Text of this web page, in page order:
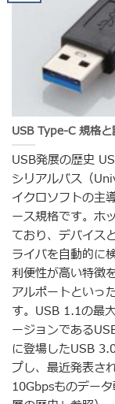
USB Type-C 規格
USB発展の歴史
シリアルバス（
イクロソフトの主
ース規格です。ホ
ており、デバイス
ライバを自動的に
利便性が高い特徴
アルポートといっ
す。USB 1.1の最
ージョンである
に登場したUSB
プし、最近発表さ
10Gbpsものデー